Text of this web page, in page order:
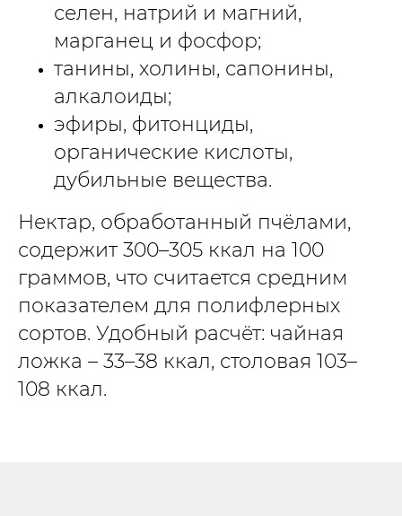
селен, натрий и магний,
марганец и фосфор;
танины, холины, сапонины,
алкалоиды;
эфиры, фитонциды,
органические кислоты,
дубильные вещества.
Нектар, обработанный пчёлами,
содержит 300–305 ккал на 100
граммов, что считается средним
показателем для полифлерных
сортов. Удобный расчёт: чайная
ложка – 33–38 ккал, столовая 103–
108 ккал.